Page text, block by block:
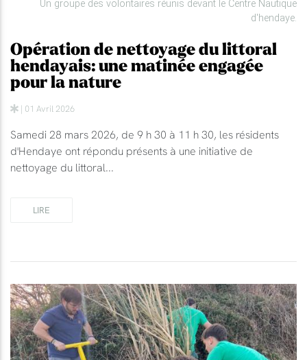
Un groupe des volontaires réunis devant le Centre Nautique
d'hendaye.
Opération de nettoyage du littoral
hendayais: une matinée engagée
pour la nature
| 01 Avril 2026
Samedi 28 mars 2026, de 9 h 30 à 11 h 30, les résidents
d'Hendaye ont répondu présents à une initiative de
nettoyage du littoral...
LIRE